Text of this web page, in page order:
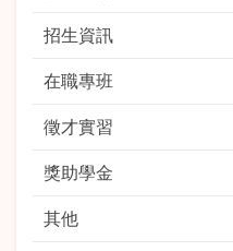
招生資訊
在職專班
徵才實習
獎助學金
其他